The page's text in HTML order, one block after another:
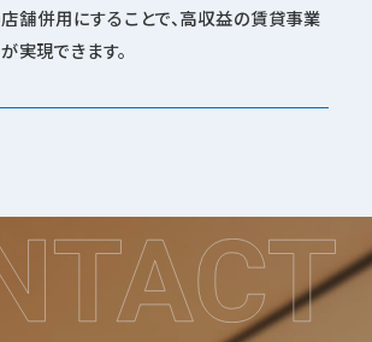
店舗併用にすることで、高収益の賃貸事業
が実現できます。